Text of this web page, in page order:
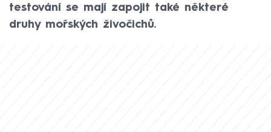
testování se mají zapojit také některé
druhy mořských živočichů.